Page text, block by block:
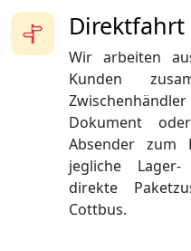
Direktfahrt
Wir arbeiten
Kunden
Dokument
Absender zum
jegliche
direkte
Cottbus.